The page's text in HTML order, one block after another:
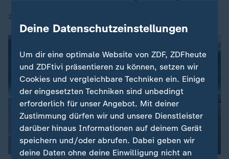
22.05.2026 | 00:45
Deine Datenschutzeinstellungen
Um dir eine optimale Website von ZDF, ZDFheute
und ZDFtivi präsentieren zu können, setzen wir
Cookies und vergleichbare Techniken ein. Einige
der eingesetzten Techniken sind unbedingt
erforderlich für unser Angebot. Mit deiner
Zustimmung dürfen wir und unsere Dienstleister
darüber hinaus Informationen auf deinem Gerät
speichern und/oder abrufen. Dabei geben wir
deine Daten ohne deine Einwilligung nicht an